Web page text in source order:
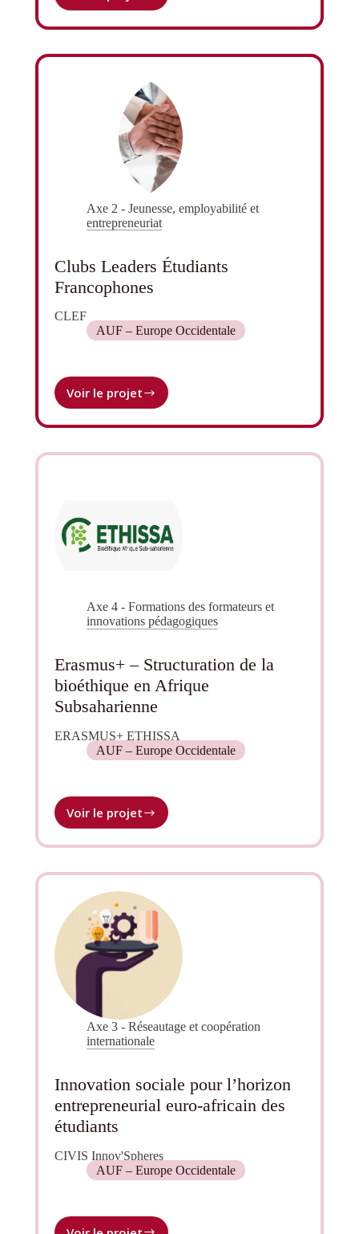
Axe 2 - Jeunesse, employabilité et
entrepreneuriat
Clubs Leaders Étudiants
Francophones
CLEF
AUF – Europe Occidentale
Voir le projet
Clubs
Étudiants
Axe 4 - Formations des formateurs et
innovations pédagogiques
Erasmus+ – Structuration de la
bioéthique en Afrique
Subsaharienne
ERASMUS+ ETHISSA
AUF – Europe Occidentale
Voir le projet
Erasmus+
Structuration
bioéthique
en
Afrique
Subsaharienne
Axe 3 - Réseautage et coopération
internationale
Innovation sociale pour l’horizon
entrepreneurial euro-africain des
étudiants
CIVIS Innov'Spheres
AUF – Europe Occidentale